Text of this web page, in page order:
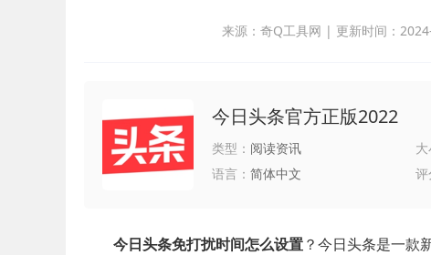
来源：奇Q工具网 | 更新时间：
今日头条官方正版2022
类型： 阅读资讯
语言： 简体中文 评
今日头条免打扰时间怎么设置？今日头条是一款